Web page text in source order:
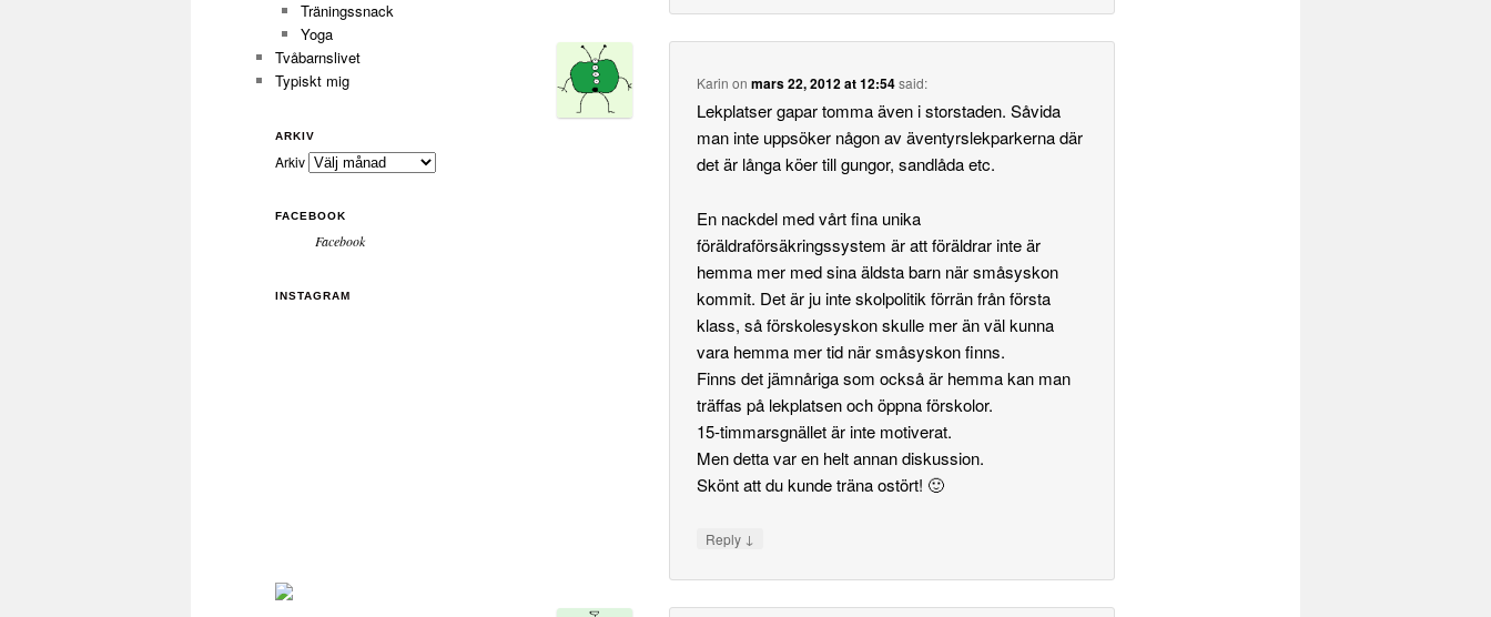
Karin onmars 22, 2012 at 12:54said:
Lekplatser gapar tomma även i storstaden. Såvida
man inte uppsöker någon av äventyrslekparkerna där
det är långa köer till gungor, sandlåda etc.
En nackdel med vårt fina unika
föräldraförsäkringssystem är att föräldrar inte är
hemma mer med sina äldsta barn när småsyskon
kommit. Det är ju inte skolpolitik förrän från första
klass, så förskolesyskon skulle mer än väl kunna
vara hemma mer tid när småsyskon finns.
Finns det jämnåriga som också är hemma kan man
träffas på lekplatsen och öppna förskolor.
15-timmarsgnället är inte motiverat.
Men detta var en helt annan diskussion.
Skönt att du kunde träna ostört! 🙂
Reply ↓
Träningssnack
Yoga
Tvåbarnslivet
Typiskt mig
ARKIV
Arkiv
FACEBOOK
Facebook
INSTAGRAM